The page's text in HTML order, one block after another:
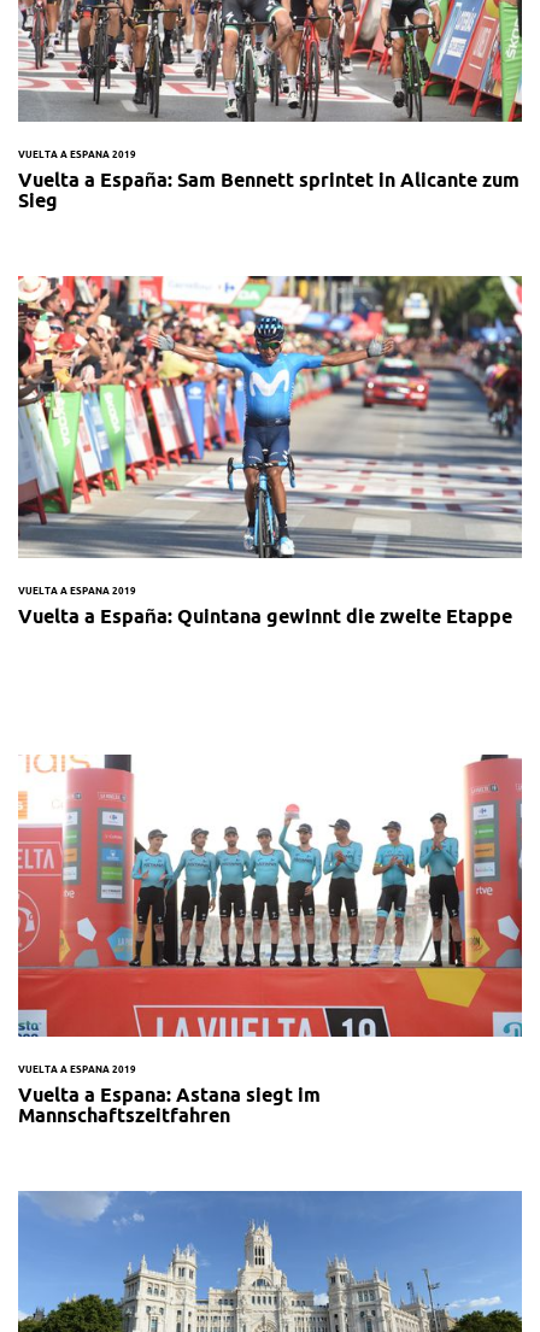
VUELTA A ESPANA 2019
Vuelta a España: Sam Bennett sprintet in Alicante zum
Sieg
VUELTA A ESPANA 2019
Vuelta a España: Quintana gewinnt die zweite Etappe
VUELTA A ESPANA 2019
Vuelta a Espana: Astana siegt im
Mannschaftszeitfahren